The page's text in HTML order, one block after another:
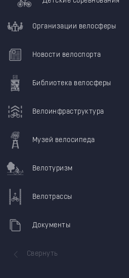
Организации велосферы
Новости велоспорта
Библиотека велосферы
Велоинфраструктура
Музей велосипеда
Велотуризм
Велотрассы
Документы
Свернуть